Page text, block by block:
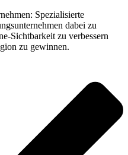
Spezialisierte
dabei zu
Sichtbarkeit zu verbessern
zu gewinnen.